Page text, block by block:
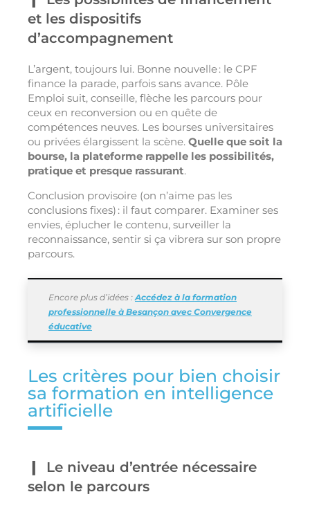
et les dispositifs
d’accompagnement
L’argent, toujours lui. Bonne nouvelle : le CPF
finance la parade, parfois sans avance. Pôle
Emploi suit, conseille, flèche les parcours pour
ceux en reconversion ou en quête de
compétences neuves. Les bourses universitaires
ou privées élargissent la scène. Quelle que soit la
bourse, la plateforme rappelle les possibilités,
pratique et presque rassurant.
Conclusion provisoire (on n’aime pas les
conclusions fixes) : il faut comparer. Examiner ses
envies, éplucher le contenu, surveiller la
reconnaissance, sentir si ça vibrera sur son propre
parcours.
Encore plus d’idées :Accédez à la formation
professionnelle à Besançon avec Convergence
éducative
Les critères pour bien choisir
sa formation en intelligence
artificielle
Le niveau d’entrée nécessaire
selon le parcours